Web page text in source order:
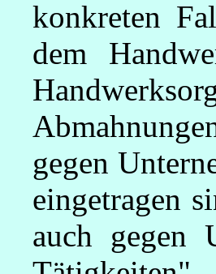
konkreten
dem
gegen
eingetragen
auch gegen